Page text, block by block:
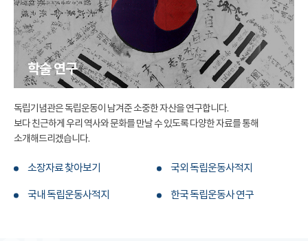
학술 연구
독립기념관은 독립운동이 남겨준 소중한 자산을 연구합니다.
보다 친근하게 우리 역사와 문화를 만날 수 있도록 다양한 자료를 통해
소개해드리겠습니다.
소장자료 찾아보기 국외 독립운동사적지
국내 독립운동사적지 한국 독립운동사 연구